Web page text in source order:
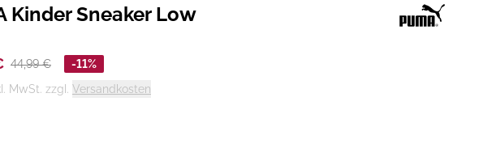
: Kinder Sneaker Low
44,99 €
-11%
MwSt. zzgl. Versandkosten